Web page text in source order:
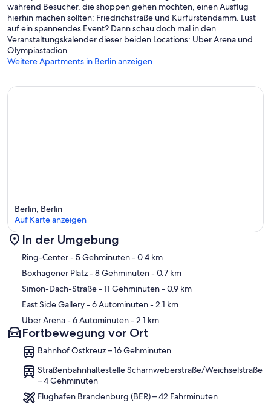
während Besucher, die shoppen gehen möchten, einen Ausflug
hierhin machen sollten: Friedrichstraße und Kurfürstendamm. Lust
auf ein spannendes Event? Dann schau doch mal in den
Veranstaltungskalender dieser beiden Locations: Uber Arena und
Olympiastadion.
Weitere Apartments in Berlin anzeigen
Karte
Berlin, Berlin
Auf Karte anzeigen
In der Umgebung
Ring-Center- 5 Gehminuten- 0.4 km
Boxhagener Platz- 8 Gehminuten- 0.7 km
Simon-Dach-Straße- 11 Gehminuten- 0.9 km
East Side Gallery- 6 Autominuten- 2.1 km
Uber Arena- 6 Autominuten- 2.1 km
Fortbewegung vor Ort
Bahnhof Ostkreuz – 16 Gehminuten
Straßenbahnhaltestelle Scharnweberstraße/Weichselstraße
– 4 Gehminuten
Flughafen Brandenburg (BER) – 42 Fahrminuten